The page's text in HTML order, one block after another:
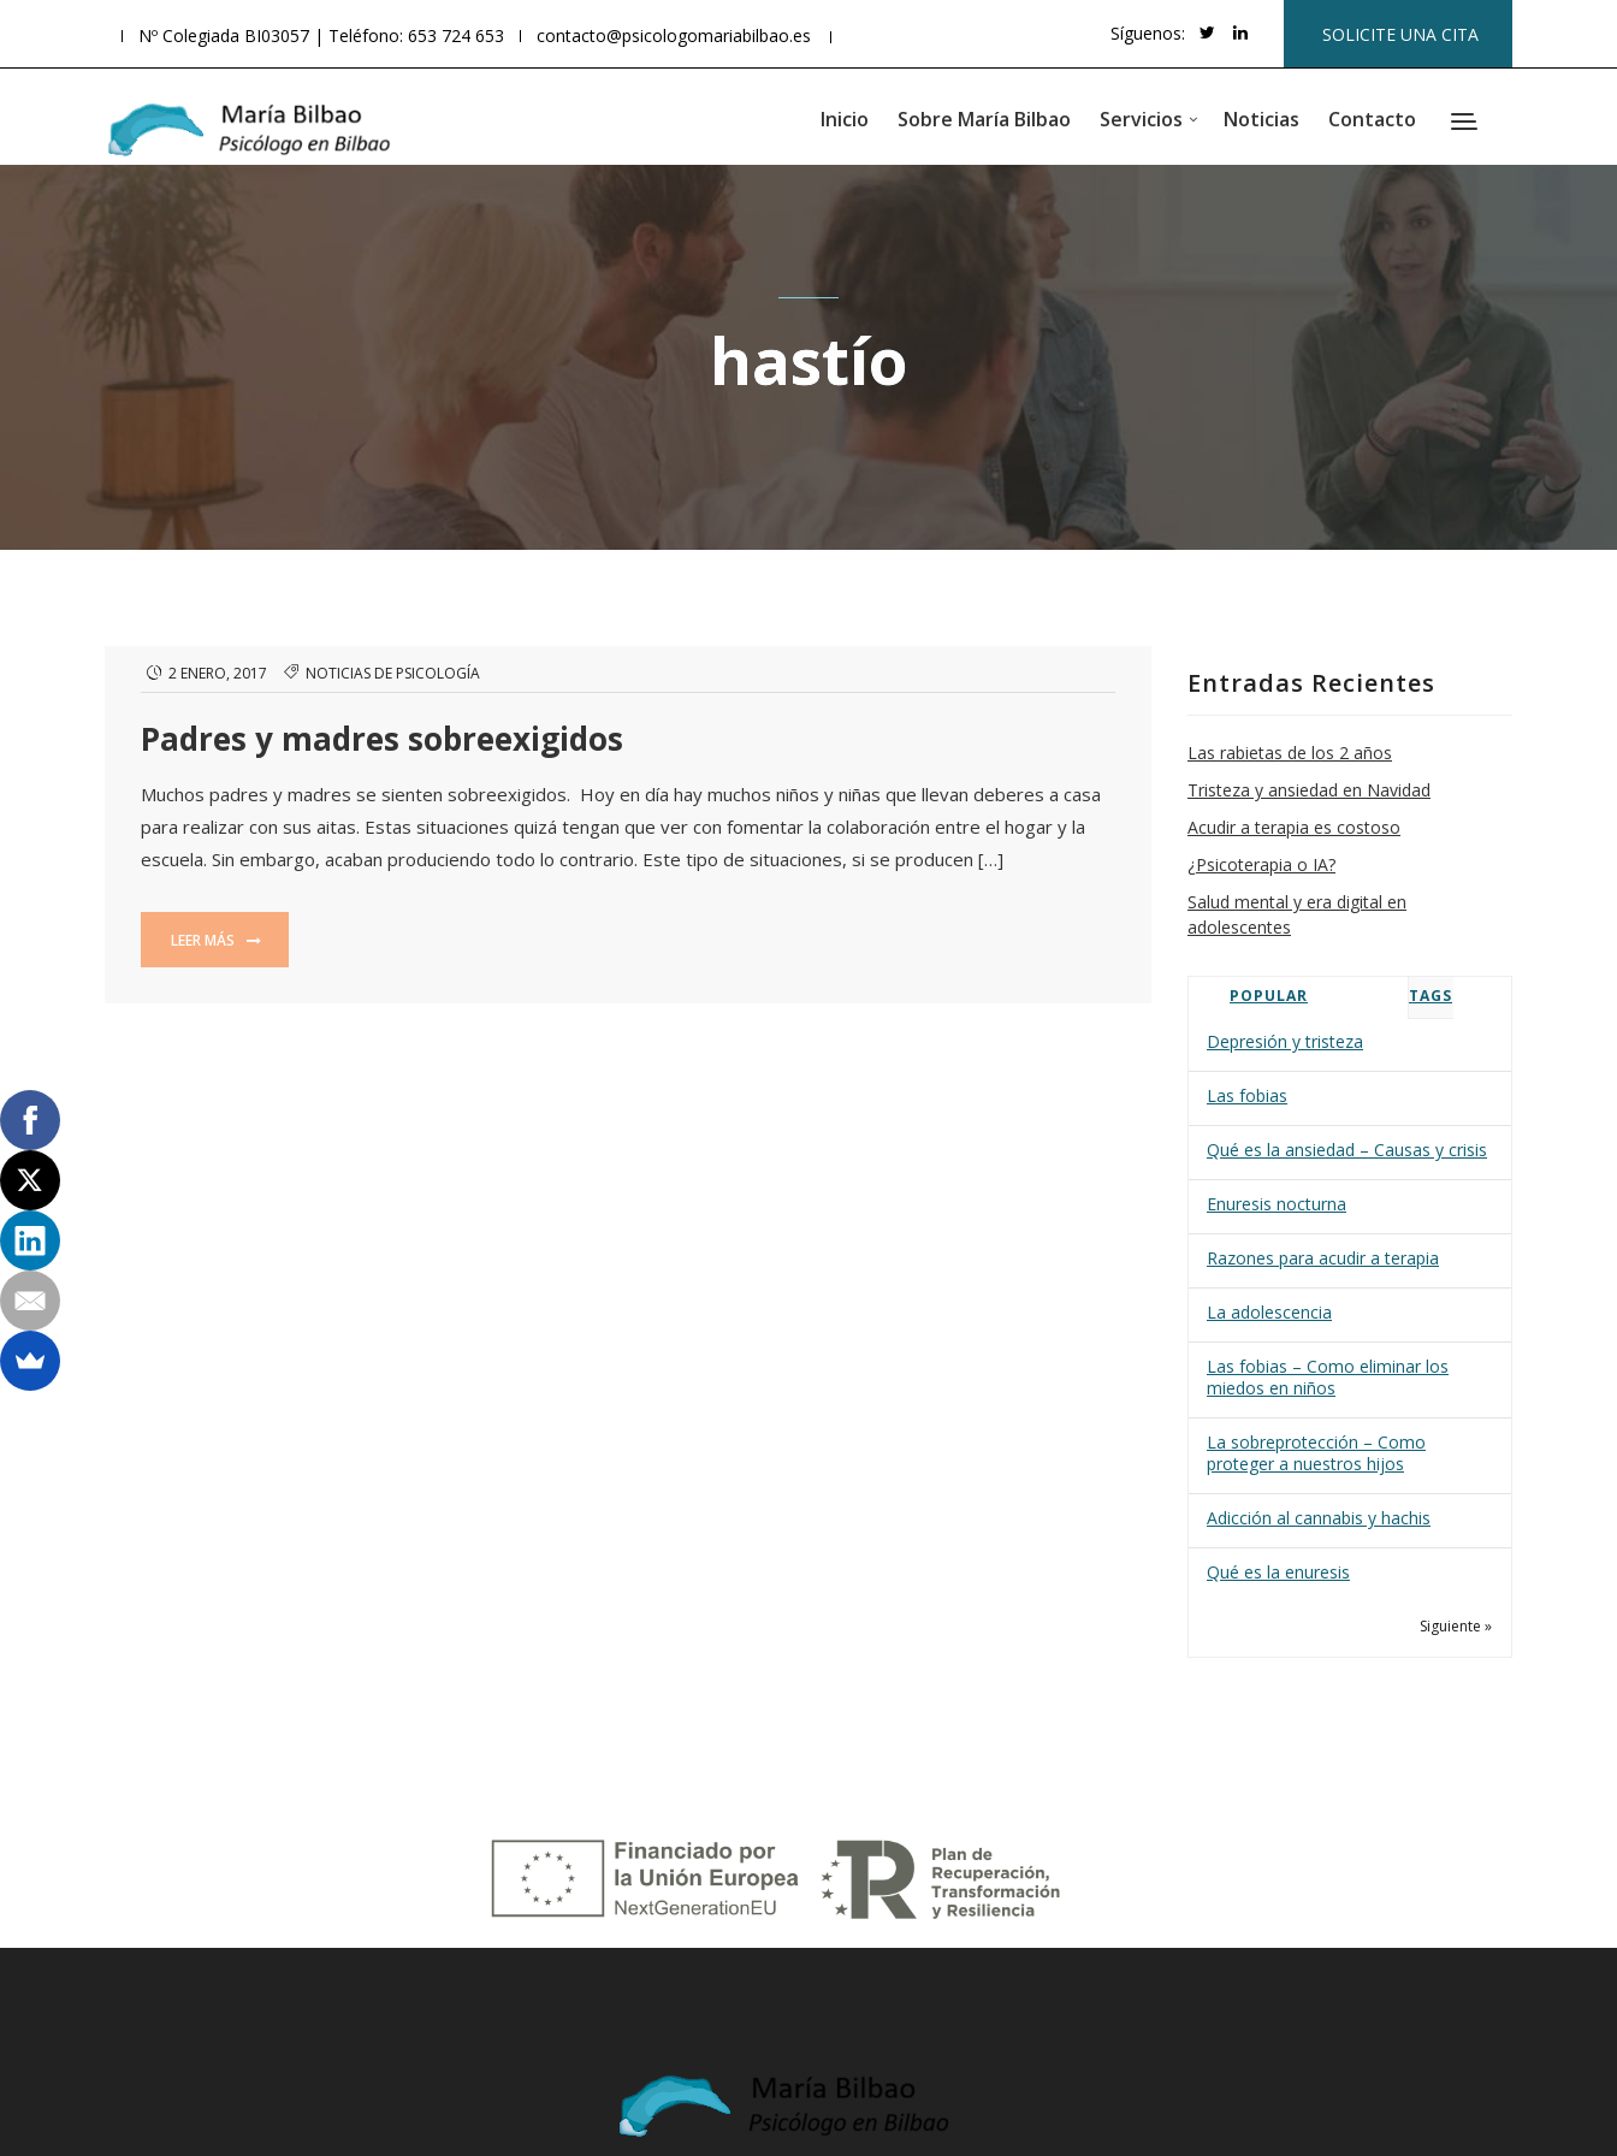
Nº Colegiada BI03057 | Teléfono: 653 724 653 contacto@psicologomariabilbao.es SOLICITE UNA CITA
Síguenos:
Inicio Sobre María Bilbao Servicios Noticias Contacto
hastío
2 ENERO, 2017 NOTICIAS DE PSICOLOGÍA
Padres y madres sobreexigidos
Muchos padres y madres se sienten sobreexigidos. Hoy en día hay muchos niños y niñas que llevan deberes a casa
para realizar con sus aitas. Estas situaciones quizá tengan que ver con fomentar la colaboración entre el hogar y la
escuela. Sin embargo, acaban produciendo todo lo contrario. Este tipo de situaciones, si se producen […]
LEER MÁS
Entradas Recientes
Las rabietas de los 2 años
Tristeza y ansiedad en Navidad
Acudir a terapia es costoso
¿Psicoterapia o IA?
Salud mental y era digital en
adolescentes
POPULAR TAGS
Depresión y tristeza
Las fobias
Qué es la ansiedad – Causas y crisis
Enuresis nocturna
Razones para acudir a terapia
La adolescencia
Las fobias – Como eliminar los
miedos en niños
La sobreprotección – Como
proteger a nuestros hijos
Adicción al cannabis y hachis
Qué es la enuresis
Siguiente »